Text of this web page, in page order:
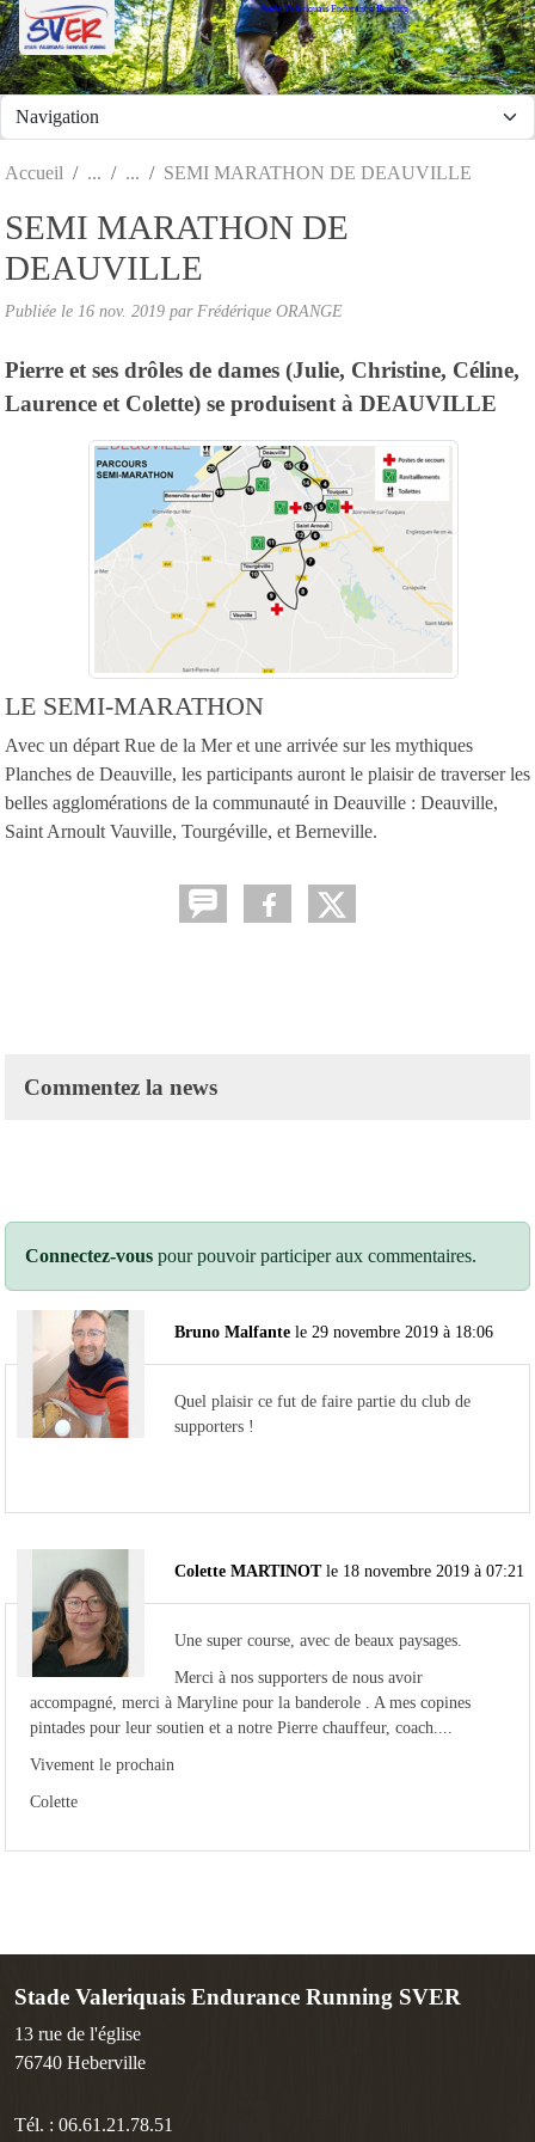
Stade Valeriquais Endurance Running
Accueil SEMI MARATHON DE DEAUVILLE
SEMI MARATHON DE
DEAUVILLE
Publiée le 16 nov. 2019 par Frédérique ORANGE
Pierre et ses drôles de dames (Julie, Christine, Céline,
Laurence et Colette) se produisent à DEAUVILLE
LE SEMI-MARATHON
Avec un départ Rue de la Mer et une arrivée sur les mythiques
Planches de Deauville, les participants auront le plaisir de traverser les
belles agglomérations de la communauté in Deauville : Deauville,
Saint Arnoult Vauville, Tourgéville, et Berneville.
Commentez la news
Connectez-vous pour pouvoir participer aux commentaires.
Bruno Malfante le 29 novembre 2019 à 18:06
Quel plaisir ce fut de faire partie du club de
supporters !
Colette MARTINOT le 18 novembre 2019 à 07:21
Une super course, avec de beaux paysages.
Merci à nos supporters de nous avoir
accompagné, merci à Maryline pour la banderole . A mes copines
pintades pour leur soutien et a notre Pierre chauffeur, coach....
Vivement le prochain
Colette
Stade Valeriquais Endurance Running SVER
13 rue de l'église
76740 Heberville
Tél. : 06.61.21.78.51
Panneau de gestion des cookies